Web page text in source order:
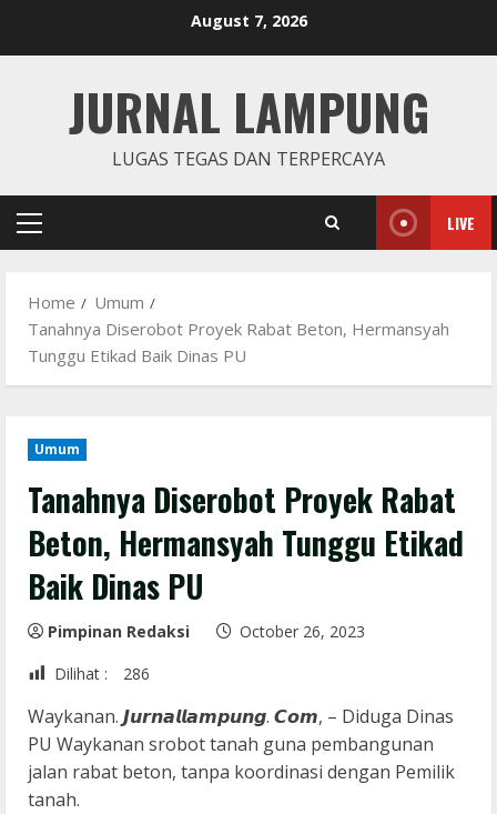
August 7, 2026
JURNAL LAMPUNG
LUGAS TEGAS DAN TERPERCAYA
Primary
LIVE
Home
Umum
Tanahnya Diserobot Proyek Rabat Beton, Hermansyah
Tunggu Etikad Baik Dinas PU
Umum
Tanahnya Diserobot Proyek Rabat
Beton, Hermansyah Tunggu Etikad
Baik Dinas PU
Pimpinan Redaksi
October 26, 2023
Dilihat :
286
Waykanan. 𝙅𝙪𝙧𝙣𝙖𝙡𝙡𝙖𝙢𝙥𝙪𝙣𝙜. 𝘾𝙤𝙢, – Diduga Dinas
PU Waykanan srobot tanah guna pembangunan
jalan rabat beton, tanpa koordinasi dengan Pemilik
tanah.